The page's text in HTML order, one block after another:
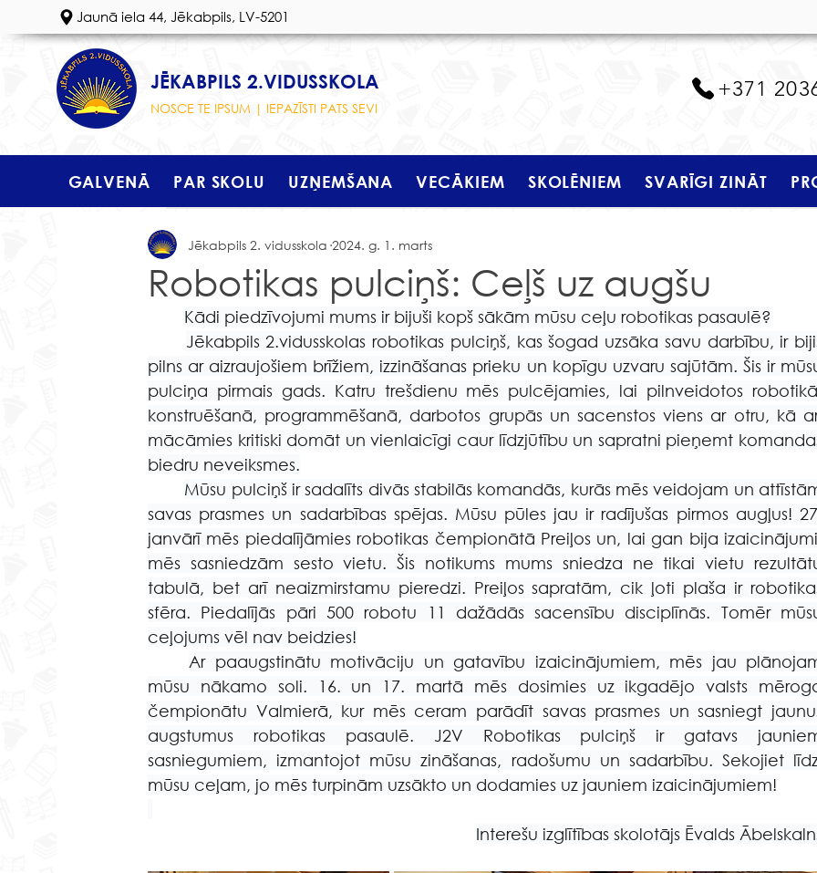
Jaunā iela 44, Jēkabpils, LV-5201
JĒKABPILS 2.VIDUSSKOLA
NOSCE TE IPSUM | IEPAZĪSTI PATS SEVI
+371
GALVENĀ PAR SKOLU UZŅEMŠANA VECĀKIEM SKOLĒNIEM SVARĪGI ZINĀT
Robotikas pulciņš: Ceļš uz augšu
Jēkabpils 2. vidusskola 2024. g. 1. marts
Kādi piedzīvojumi mums ir bijuši kopš sākām mūsu ceļu robotikas pasaulē?
Jēkabpils 2.vidusskolas robotikas pulciņš, kas šogad uzsāka savu darbību, ir
pilns ar aizraujošiem brīžiem, izzināšanas prieku un kopīgu uzvaru sajūtām. Šis ir
pulciņa pirmais gads. Katru trešdienu mēs pulcējamies, lai pilnveidotos
konstruēšanā, programmēšanā, darbotos grupās un sacenstos viens ar otru, kā
mācāmies kritiski domāt un vienlaicīgi caur līdzjūtību un sapratni pieņemt
biedru neveiksmes.
Mūsu pulciņš ir sadalīts divās stabilās komandās, kurās mēs veidojam un
savas prasmes un sadarbības spējas. Mūsu pūles jau ir radījušas pirmos augļus!
janvārī mēs piedalījāmies robotikas čempionātā Preiļos un, lai gan bija
mēs sasniedzām sesto vietu. Šis notikums mums sniedza ne tikai vietu
tabulā, bet arī neaizmirstamu pieredzi. Preiļos sapratām, cik ļoti plaša ir
sfēra. Piedalījās pāri 500 robotu 11 dažādās sacensību disciplīnās. Tomēr
ceļojums vēl nav beidzies!
Ar paaugstinātu motivāciju un gatavību izaicinājumiem, mēs jau
mūsu nākamo soli. 16. un 17. martā mēs dosimies uz ikgadējo valsts
čempionātu Valmierā, kur mēs ceram parādīt savas prasmes un sasniegt
augstumus robotikas pasaulē. J2V Robotikas pulciņš ir gatavs
sasniegumiem, izmantojot mūsu zināšanas, radošumu un sadarbību. Sekojiet
mūsu ceļam, jo mēs turpinām uzsākto un dodamies uz jauniem izaicinājumiem!
Interešu izglītības skolotājs Ēvalds